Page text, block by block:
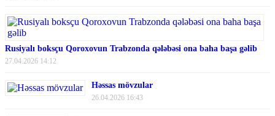
Rusiyalı boksçu Qoroxovun Trabzonda qələbəsi ona baha başa gəlib
27.04.2026 14:12
Həssas mövzular
26.04.2026 16:43